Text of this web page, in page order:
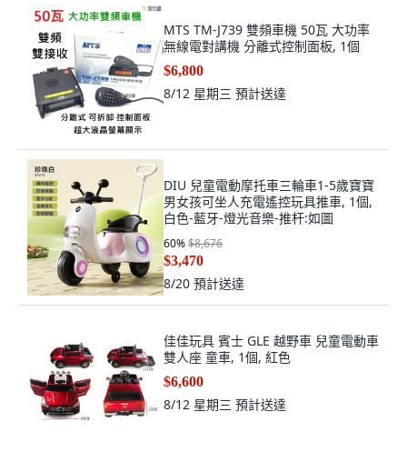
MTS TM-J739 雙頻車機 50瓦 大功率
無線電對講機 分離式控制面板, 1個
$6,800
8/12 星期三 預計送達
DIU 兒童電動摩托車三輪車1-5歲寶寶
男女孩可坐人充電遙控玩具推車, 1個,
白色-藍牙-燈光音樂-推杆:如圖
60%$8,676
$3,470
8/20 預計送達
佳佳玩具 賓士 GLE 越野車 兒童電動車
雙人座 童車, 1個, 紅色
$6,600
8/12 星期三 預計送達